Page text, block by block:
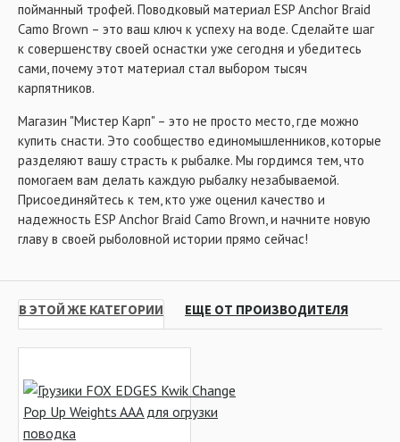
пойманный трофей. Поводковый материал ESP Anchor Braid
Camo Brown – это ваш ключ к успеху на воде. Сделайте шаг
к совершенству своей оснастки уже сегодня и убедитесь
сами, почему этот материал стал выбором тысяч
карпятников.
Магазин "Мистер Карп" – это не просто место, где можно
купить снасти. Это сообщество единомышленников, которые
разделяют вашу страсть к рыбалке. Мы гордимся тем, что
помогаем вам делать каждую рыбалку незабываемой.
Присоединяйтесь к тем, кто уже оценил качество и
надежность ESP Anchor Braid Camo Brown, и начните новую
главу в своей рыболовной истории прямо сейчас!
В ЭТОЙ ЖЕ КАТЕГОРИИ ЕЩЕ ОТ ПРОИЗВОДИТЕЛЯ